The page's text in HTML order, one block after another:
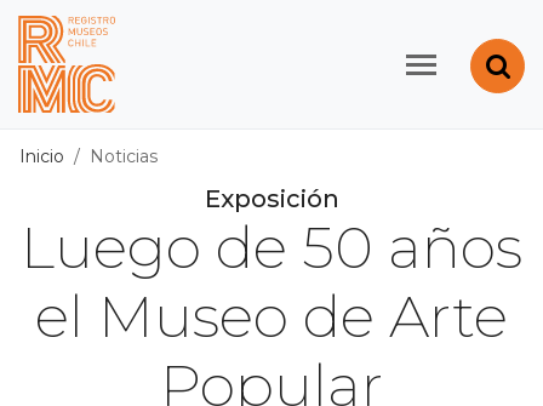
Contenido principal
Registro de Museos
Inicio Noticias
Exposición
Luego de 50 años
el Museo de Arte
Popular